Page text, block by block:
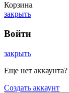
Корзина
закрыть
Войти
закрыть
Еще нет аккаунта?
Создать аккаунт